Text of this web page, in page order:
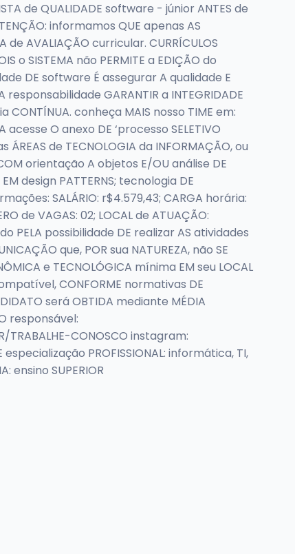
de QUALIDADE software - júnior ANTES de
informamos QUE apenas AS
AVALIAÇÃO curricular. CURRÍCULOS
o SISTEMA não PERMITE a EDIÇÃO do
DE software É assegurar A qualidade E
responsabilidade GARANTIR a INTEGRIDADE
CONTÍNUA. conheça MAIS nosso TIME em:
acesse O anexo DE ‘processo SELETIVO
ÁREAS de TECNOLOGIA da INFORMAÇÃO, ou
orientação A objetos E/OU análise DE
design PATTERNS; tecnologia DE
SALÁRIO: r$4.579,43; CARGA horária:
de VAGAS: 02; LOCAL de ATUAÇÃO:
PELA possibilidade DE realizar AS atividades
que, POR sua NATUREZA, não SE
e TECNOLÓGICA mínima EM seu LOCAL
CONFORME normativas DE
será OBTIDA mediante MÉDIA
responsável:
TRABALHE-CONOSCO instagram:
PROFISSIONAL: informática, TI,
SUPERIOR